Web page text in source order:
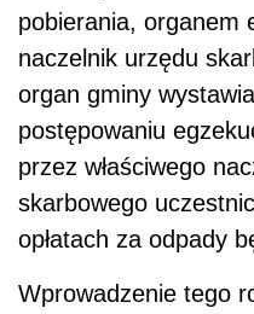
pobierania, organem
naczelnik urzędu
organ gminy
postępowaniu
przez właściwego
skarbowego
opłatach za odpady
Wprowadzenie tego